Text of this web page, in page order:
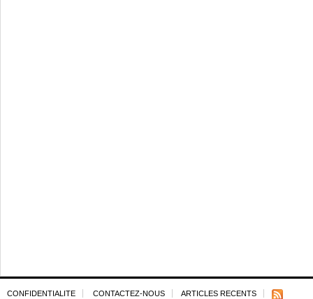
CONFIDENTIALITE CONTACTEZ-NOUS ARTICLES RECENTS